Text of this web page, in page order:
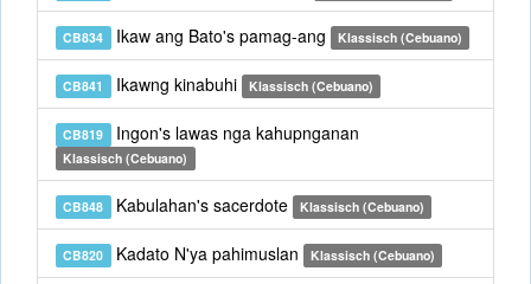
CB834 Ikaw ang Bato's pamag-ang Klassisch (Cebuano)
CB841 Ikawng kinabuhi Klassisch (Cebuano)
CB819 Ingon's lawas nga kahupnganan
Klassisch (Cebuano)
CB848 Kabulahan's sacerdote Klassisch (Cebuano)
CB820 Kadato N'ya pahimuslan Klassisch (Cebuano)